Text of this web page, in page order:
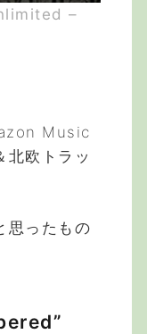
–
Music
北欧トラッ
思ったもの